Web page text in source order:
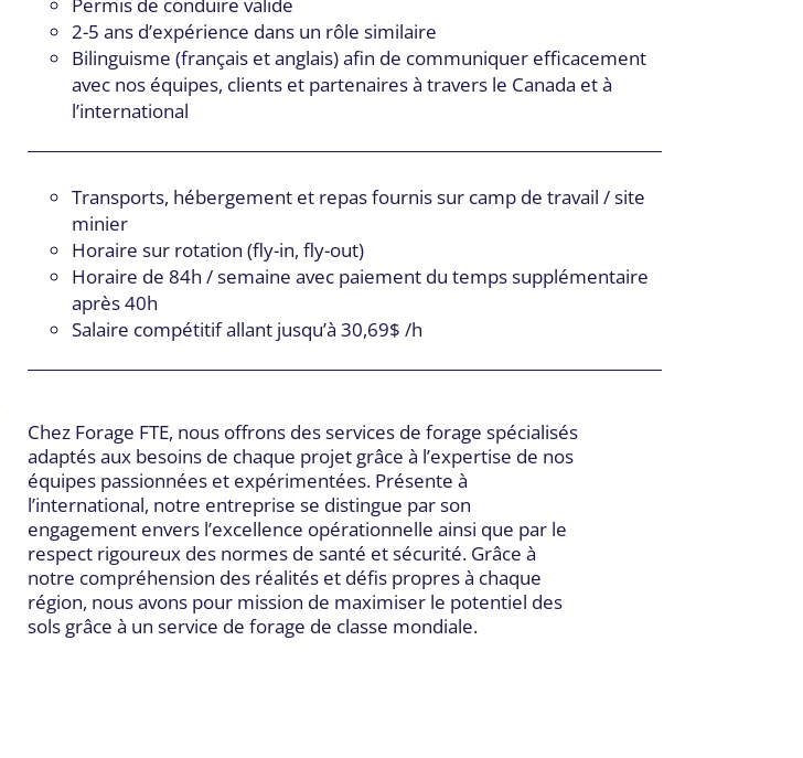
2-5 ans d’expérience dans un rôle similaire
Bilinguisme (français et anglais) afin de communiquer efficacement
avec nos équipes, clients et partenaires à travers le Canada et à
l’international
Transports, hébergement et repas fournis sur camp de travail / site
minier
Horaire sur rotation (fly-in, fly-out)
Horaire de 84h / semaine avec paiement du temps supplémentaire
après 40h
Salaire compétitif allant jusqu’à 30,69$ /h
Chez Forage FTE, nous offrons des services de forage spécialisés
adaptés aux besoins de chaque projet grâce à l’expertise de nos
équipes passionnées et expérimentées. Présente à
l’international, notre entreprise se distingue par son
engagement envers l’excellence opérationnelle ainsi que par le
respect rigoureux des normes de santé et sécurité. Grâce à
notre compréhension des réalités et défis propres à chaque
région, nous avons pour mission de maximiser le potentiel des
sols grâce à un service de forage de classe mondiale.